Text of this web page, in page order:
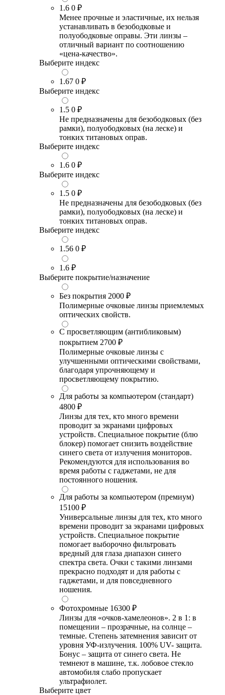
1.6 0 ₽
Менее прочные и эластичные, их нельзя
устанавливать в безободковые и
полуободковые оправы. Эти линзы –
отличный вариант по соотношению
«цена-качество».
Выберите индекс
1.67 0 ₽
Выберите индекс
1.5 0 ₽
Не предназначены для безободковых (без
рамки), полуободковых (на леске) и
тонких титановых оправ.
Выберите индекс
1.6 0 ₽
Выберите индекс
1.5 0 ₽
Не предназначены для безободковых (без
рамки), полуободковых (на леске) и
тонких титановых оправ.
Выберите индекс
1.56 0 ₽
1.6 ₽
Выберите покрытие/назначение
Без покрытия 2000 ₽
Полимерные очковые линзы приемлемых
оптических свойств.
С просветляющим (антибликовым)
покрытием 2700 ₽
Полимерные очковые линзы с
улучшенными оптическими свойствами,
благодаря упрочняющему и
просветляющему покрытию.
Для работы за компьютером (стандарт)
4800 ₽
Линзы для тех, кто много времени
проводит за экранами цифровых
устройств. Специальное покрытие (блю
блокер) помогает снизить воздействие
синего света от излучения мониторов.
Рекомендуются для использования во
время работы с гаджетами, не для
постоянного ношения.
Для работы за компьютером (премиум)
15100 ₽
Универсальные линзы для тех, кто много
времени проводит за экранами цифровых
устройств. Специальное покрытие
помогает выборочно фильтровать
вредный для глаза диапазон синего
спектра света. Очки с такими линзами
прекрасно подходят и для работы с
гаджетами, и для повседневного
ношения.
Фотохромные 16300 ₽
Линзы для «очков-хамелеонов». 2 в 1: в
помещении – прозрачные, на солнце –
темные. Степень затемнения зависит от
уровня УФ-излучения. 100% UV- защита.
Бонус – защита от синего света. Не
темнеют в машине, т.к. лобовое стекло
автомобиля слабо пропускает
ультрафиолет.
Выберите цвет